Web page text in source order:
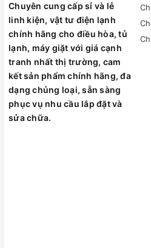
Chuyên cung cấp sỉ và lẻ
linh kiện, vật tư điện lạnh
chính hãng cho điều hòa, tủ
lạnh, máy giặt với giá cạnh
tranh nhất thị trường, cam
kết sản phẩm chính hãng, đa
dạng chủng loại, sẵn sàng
phục vụ nhu cầu lắp đặt và
sửa chữa.